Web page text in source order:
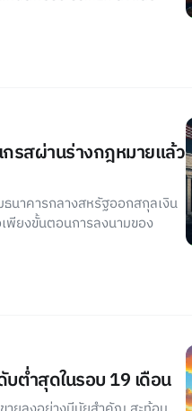
รสผ่านร่างกฎหมายแล้ว
าคารกลางสหรัฐออกสกุลเงิน
พียงขั้นตอนการลงนามของ
ต่ำสุดในรอบ 19 เดือน